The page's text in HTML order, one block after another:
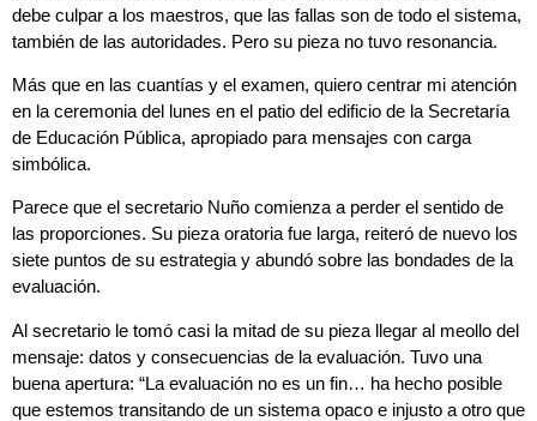
debe culpar a los maestros, que las fallas son de todo el sistema,
también de las autoridades. Pero su pieza no tuvo resonancia.
Más que en las cuantías y el examen, quiero centrar mi atención
en la ceremonia del lunes en el patio del edificio de la Secretaría
de Educación Pública, apropiado para mensajes con carga
simbólica.
Parece que el secretario Nuño comienza a perder el sentido de
las proporciones. Su pieza oratoria fue larga, reiteró de nuevo los
siete puntos de su estrategia y abundó sobre las bondades de la
evaluación.
Al secretario le tomó casi la mitad de su pieza llegar al meollo del
mensaje: datos y consecuencias de la evaluación. Tuvo una
buena apertura: “La evaluación no es un fin… ha hecho posible
que estemos transitando de un sistema opaco e injusto a otro que